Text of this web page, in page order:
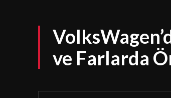
ve Farlarda